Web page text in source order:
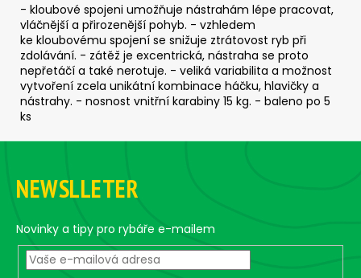
- kloubové spojeni umožňuje nástrahám lépe pracovat,
vláčnější a přirozenější pohyb. - vzhledem
ke kloubovému spojení se snižuje ztrátovost ryb při
zdolávání. - zátěž je excentrická, nástraha se proto
nepřetáčí a také nerotuje. - veliká variabilita a možnost
vytvoření zcela unikátní kombinace háčku, hlavičky a
nástrahy. - nosnost vnitřní karabiny 15 kg. - baleno po 5
ks
u
j
e
m
e
STANDUP
DRÁTEK
#5/0
5
KS,
G
Z
NEWSLLETER
Novinky a tipy pro rybáře e-mailem